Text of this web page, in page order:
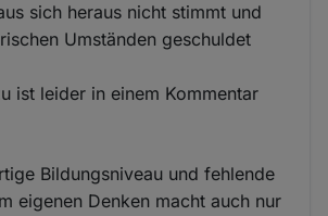
sich heraus nicht stimmt und
Umständen geschuldet
ist leider in einem Kommentar
Bildungsniveau und fehlende
eigenen Denken macht auch nur